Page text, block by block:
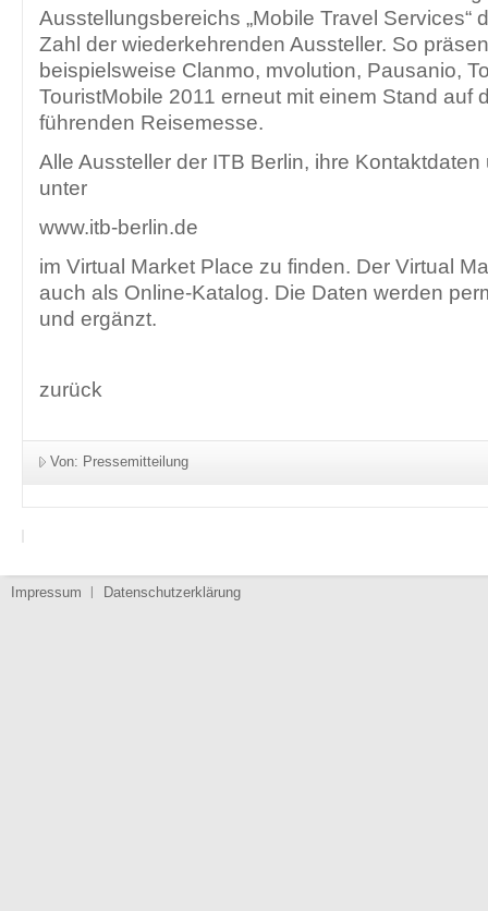
Ausstellungsbereichs „Mobile Travel Services“
Zahl der wiederkehrenden Aussteller. So
beispielsweise Clanmo, mvolution, Pausanio,
TouristMobile 2011 erneut mit einem Stand auf
führenden Reisemesse.
Alle Aussteller der ITB Berlin, ihre
unter
www.itb-berlin.de
im Virtual Market Place zu finden. Der Virtual
auch als Online-Katalog. Die Daten werden
und ergänzt.
zurück
Von: Pressemitteilung
Impressum Datenschutzerklärung